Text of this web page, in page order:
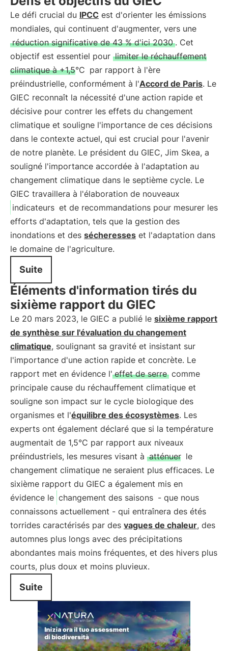
Le défi crucial du IPCC est d'orienter les émissions
mondiales, qui continuent d'augmenter, vers une
réduction significative de 43 % d'ici 2030 . Cet
objectif est essentiel pour limiter le réchauffement
climatique à +1,5°C par rapport à l'ère
préindustrielle, conformément à l'Accord de Paris. Le
GIEC reconnaît la nécessité d'une action rapide et
décisive pour contrer les effets du changement
climatique et souligne l'importance de ces décisions
dans le contexte actuel, qui est crucial pour l'avenir
de notre planète. Le président du GIEC, Jim Skea, a
souligné l'importance accordée à l'adaptation au
changement climatique dans le septième cycle. Le
GIEC travaillera à l'élaboration de nouveaux
indicateurs et de recommandations pour mesurer les
efforts d'adaptation, tels que la gestion des
inondations et des sécheresses et l'adaptation dans
le domaine de l'agriculture.
Suite
Éléments d'information tirés du
sixième rapport du GIEC
Le 20 mars 2023, le GIEC a publié le sixième rapport
de synthèse sur l'évaluation du changement
climatique, soulignant sa gravité et insistant sur
l'importance d'une action rapide et concrète. Le
rapport met en évidence l' effet de serre comme
principale cause du réchauffement climatique et
souligne son impact sur le cycle biologique des
organismes et l'équilibre des écosystèmes. Les
experts ont également déclaré que si la température
augmentait de 1,5°C par rapport aux niveaux
préindustriels, les mesures visant à atténuer le
changement climatique ne seraient plus efficaces. Le
sixième rapport du GIEC a également mis en
évidence le changement des saisons - que nous
connaissons actuellement - qui entraînera des étés
torrides caractérisés par des vagues de chaleur, des
automnes plus longs avec des précipitations
abondantes mais moins fréquentes, et des hivers plus
courts, plus doux et moins pluvieux.
Suite